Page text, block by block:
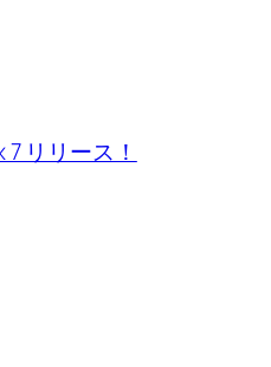
リリース！